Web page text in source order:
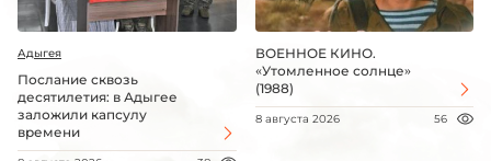
Адыгея
Послание сквозь
десятилетия: в Адыгее
заложили капсулу
времени
ВОЕННОЕ КИНО.
«Утомленное солнце»
(1988)
8 августа 2026 56